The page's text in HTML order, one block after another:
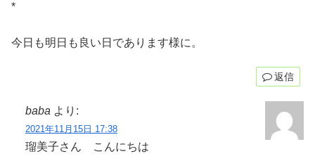
*
今日も明日も良い日であります様に。
返信
baba より:
2021年11月15日 17:38
瑠美子さん こんにちは